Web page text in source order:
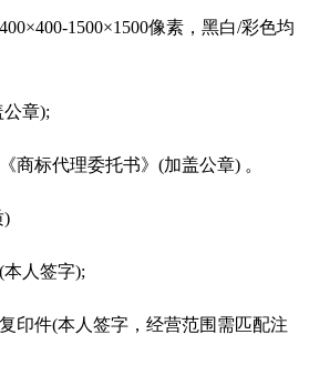
1500×1500像素，黑白/彩色均
章);
商标代理委托书》(加盖公章) 。
)
人签字);
印件(本人签字，经营范围需匹配注